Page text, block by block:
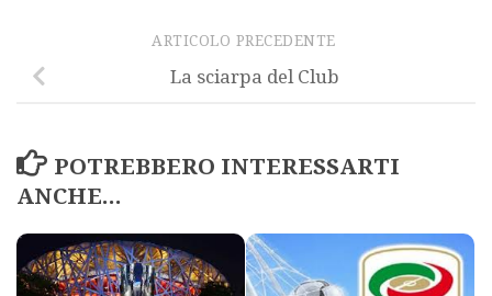
ARTICOLO PRECEDENTE
La sciarpa del Club
POTREBBERO INTERESSARTI
ANCHE...